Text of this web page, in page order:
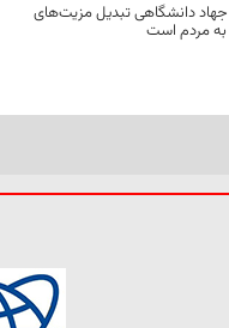
دانشگاهی تبدیل مزیت‌های
مردم است